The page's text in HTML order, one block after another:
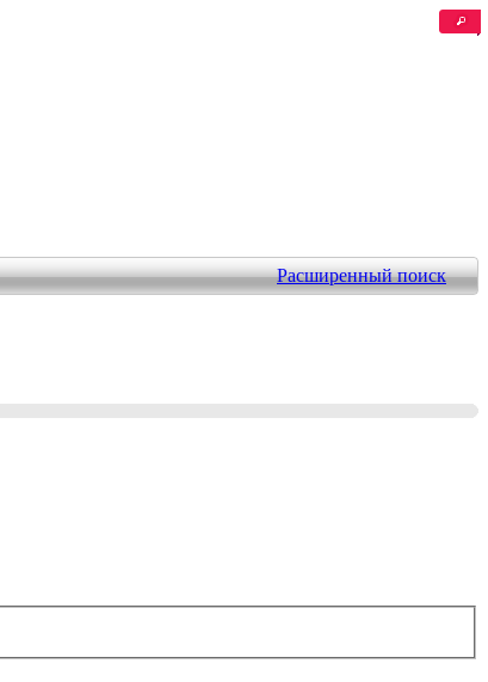
Расширенный поиск